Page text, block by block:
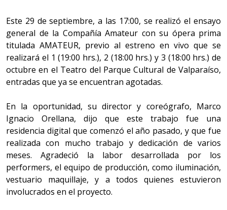
Este 29 de septiembre, a las 17:00, se realizó el ensayo
general de la Compañía Amateur con su ópera prima
titulada AMATEUR, previo al estreno en vivo que se
realizará el 1 (19:00 hrs.), 2 (18:00 hrs.) y 3 (18:00 hrs.) de
octubre en el Teatro del Parque Cultural de Valparaíso,
entradas que ya se encuentran agotadas.
En la oportunidad, su director y coreógrafo, Marco
Ignacio Orellana, dijo que este trabajo fue una
residencia digital que comenzó el año pasado, y que fue
realizada con mucho trabajo y dedicación de varios
meses. Agradeció la labor desarrollada por los
performers, el equipo de producción, como iluminación,
vestuario maquillaje, y a todos quienes estuvieron
involucrados en el proyecto.